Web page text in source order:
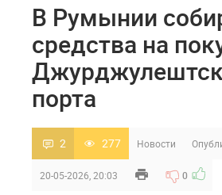
В Румынии
средства на
порта
2 277 Новости
20-05-2026, 20:03 0